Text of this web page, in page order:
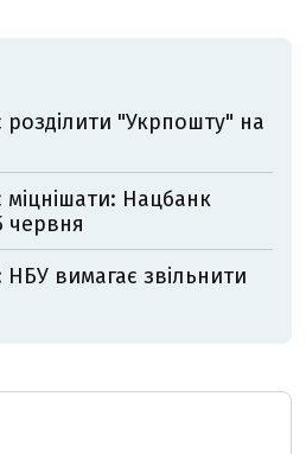
"Укрпошту" на
Нацбанк
червня
вимагає звільнити